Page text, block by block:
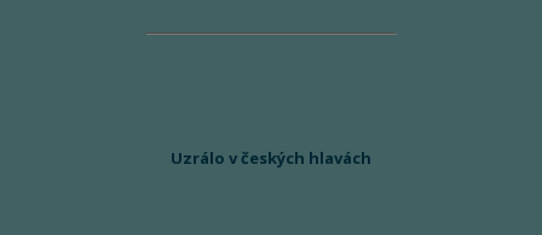
Uzrálo v českých hlavách